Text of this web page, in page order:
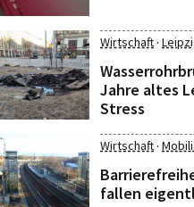
Wirtschaft·
Jahre altes
Stress
Wirtschaft·
fallen